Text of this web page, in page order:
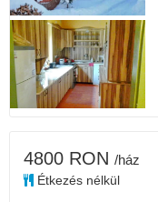
4800 RON /ház
Étkezés nélkül